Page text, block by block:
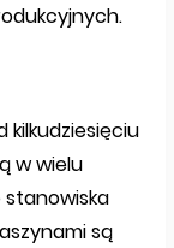
kilkudziesięciu
w wielu
stanowiska
są